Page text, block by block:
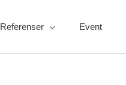
Referenser Event